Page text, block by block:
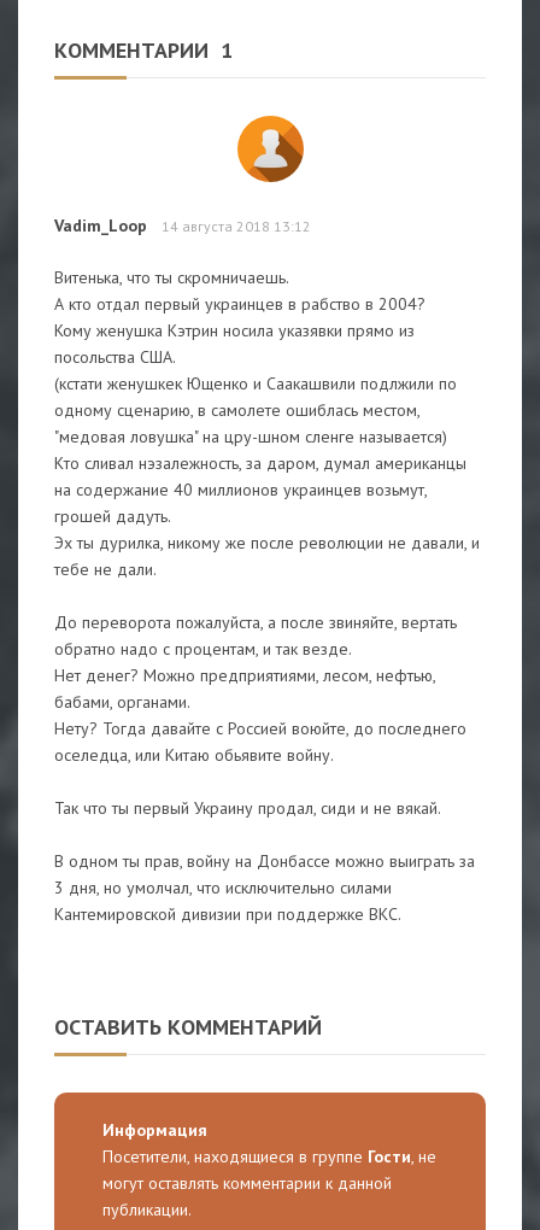
КОММЕНТАРИИ 1
Vadim_Loop 14 августа 2018 13:12
Витенька, что ты скромничаешь.
А кто отдал первый украинцев в рабство в 2004?
Кому женушка Кэтрин носила указявки прямо из
посольства США.
(кстати женушкек Ющенко и Саакашвили подлжили по
одному сценарию, в самолете ошиблась местом,
"медовая ловушка" на цру-шном сленге называется)
Кто сливал нэзалежность, за даром, думал американцы
на содержание 40 миллионов украинцев возьмут,
грошей дадуть.
Эх ты дурилка, никому же после революции не давали, и
тебе не дали.
До переворота пожалуйста, а после звиняйте, вертать
обратно надо с процентам, и так везде.
Нет денег? Можно предприятиями, лесом, нефтью,
бабами, органами.
Нету? Тогда давайте с Россией воюйте, до последнего
оселедца, или Китаю обьявите войну.
Так что ты первый Украину продал, сиди и не вякай.
В одном ты прав, войну на Донбассе можно выиграть за
3 дня, но умолчал, что исключительно силами
Кантемировской дивизии при поддержке ВКС.
ОСТАВИТЬ КОММЕНТАРИЙ
Информация
Посетители, находящиеся в группе Гости, не
могут оставлять комментарии к данной
публикации.